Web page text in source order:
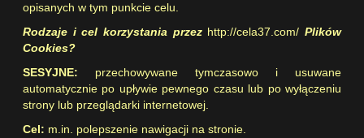
opisanych w tym punkcie celu.
Rodzaje i cel korzystania przez http://cela37.com/Plików
Cookies?
SESYJNE: przechowywane tymczasowo i usuwane
automatycznie po upływie pewnego czasu lub po wyłączeniu
strony lub przeglądarki internetowej.
Cel: m.in. polepszenie nawigacji na stronie.